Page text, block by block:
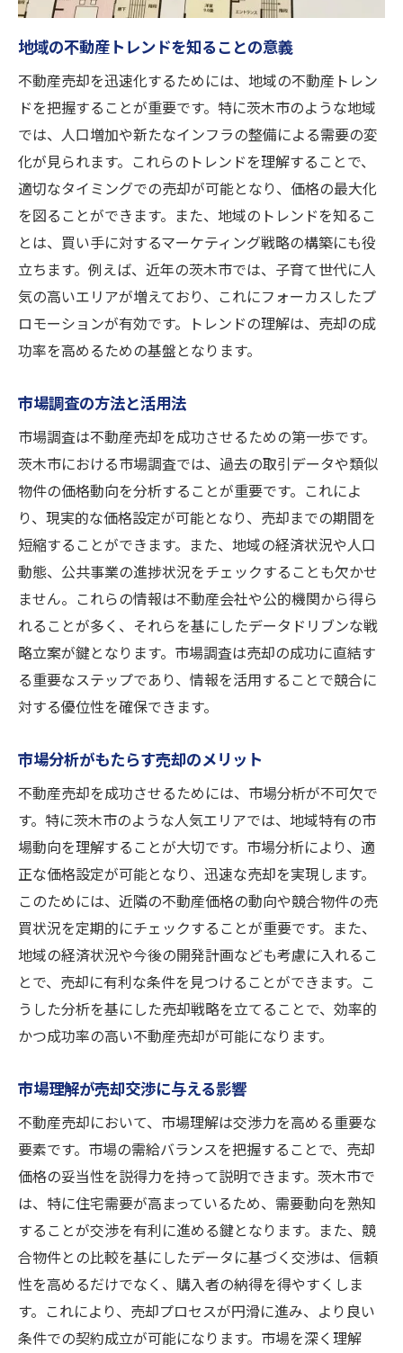
適正価格での売却を実現するために
迅速な不動産売却を実現するための戦略策定法
効果的な販売戦略の立案プロセス
売却を加速させるマーケティング戦術
ターゲットバイヤーの見極め方
売却プロセスの効率化方法
迅速な売却を可能にするチェックポイント
成功戦略を支えるチーム作り
信頼できる不動産会社の選び方とは
不動産会社選びの基本基準
信頼性の高いエージェントの特徴
エージェントとのコミュニケーションの重
評価と実績をチェックする方法
地域密着型の不動産会社の利点
不動産会社との効果的なパートナーシップ
を築く
茨木市での不動産売却をスムーズに進めるコツ
売却プロセスのタイムラインを管理する
書類手続きの効率的な進め方
内覧の準備と対応のポイント
交渉力を高めるためのヒント
売却後の手続きをスムーズに行う
問題解決能力を向上させるために
成功事例に見る価格設定の重要性
効果的な宣伝と広報活動の事例
売却交渉の成功要因を探る
タイミングと市場動向の関係
成功事例から学ぶリスク管理
ケーススタディで学ぶ戦略の柔軟性
実経験に基づく不動産売却の秘訣を公開
経験者からのアドバイスと洞察
プロが教える売却の裏技
失敗を避けるための注意点
売却成功に向けたマインドセット
地域の不動産トレンドを知ることの意義
不動産売却を迅速化するためには、地域の不動産トレン
ドを把握することが重要です。特に茨木市のような地域
では、人口増加や新たなインフラの整備による需要の変
化が見られます。これらのトレンドを理解することで、
適切なタイミングでの売却が可能となり、価格の最大化
を図ることができます。また、地域のトレンドを知るこ
とは、買い手に対するマーケティング戦略の構築にも役
立ちます。例えば、近年の茨木市では、子育て世代に人
気の高いエリアが増えており、これにフォーカスしたプ
ロモーションが有効です。トレンドの理解は、売却の成
功率を高めるための基盤となります。
市場調査の方法と活用法
市場調査は不動産売却を成功させるための第一歩です。
茨木市における市場調査では、過去の取引データや類似
物件の価格動向を分析することが重要です。これによ
り、現実的な価格設定が可能となり、売却までの期間を
短縮することができます。また、地域の経済状況や人口
動態、公共事業の進捗状況をチェックすることも欠かせ
ません。これらの情報は不動産会社や公的機関から得ら
れることが多く、それらを基にしたデータドリブンな戦
略立案が鍵となります。市場調査は売却の成功に直結す
る重要なステップであり、情報を活用することで競合に
対する優位性を確保できます。
市場分析がもたらす売却のメリット
不動産売却を成功させるためには、市場分析が不可欠で
す。特に茨木市のような人気エリアでは、地域特有の市
場動向を理解することが大切です。市場分析により、適
正な価格設定が可能となり、迅速な売却を実現します。
このためには、近隣の不動産価格の動向や競合物件の売
買状況を定期的にチェックすることが重要です。また、
地域の経済状況や今後の開発計画なども考慮に入れるこ
とで、売却に有利な条件を見つけることができます。こ
うした分析を基にした売却戦略を立てることで、効率的
かつ成功率の高い不動産売却が可能になります。
市場理解が売却交渉に与える影響
不動産売却において、市場理解は交渉力を高める重要な
要素です。市場の需給バランスを把握することで、売却
価格の妥当性を説得力を持って説明できます。茨木市で
は、特に住宅需要が高まっているため、需要動向を熟知
することが交渉を有利に進める鍵となります。また、競
合物件との比較を基にしたデータに基づく交渉は、信頼
性を高めるだけでなく、購入者の納得を得やすくしま
す。これにより、売却プロセスが円滑に進み、より良い
条件での契約成立が可能になります。市場を深く理解